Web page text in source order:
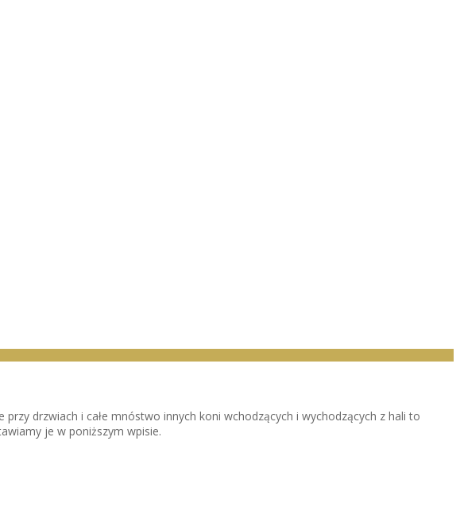
drzwiach i całe mnóstwo innych koni wchodzących i wychodzących z hali to
je w poniższym wpisie.